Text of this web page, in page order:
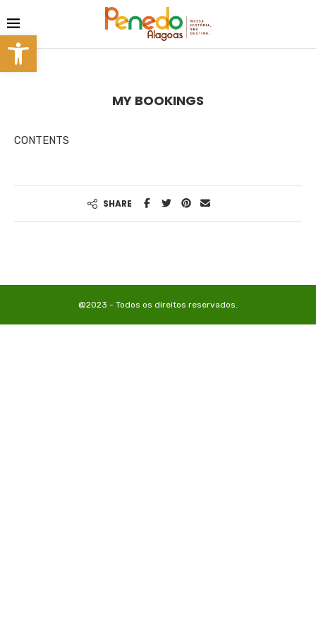
MY BOOKINGS
CONTENTS
SHARE
@2023 - Todos os direitos reservados.
Barra de Ferramentas Aberta